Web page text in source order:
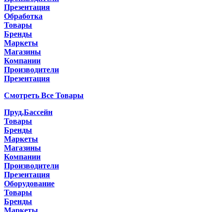
Презентация
Обработка
Товары
Бренды
Маркеты
Магазины
Компании
Производители
Презентация
Смотреть Все Товары
Пруд,Бассейн
Товары
Бренды
Маркеты
Магазины
Компании
Производители
Презентация
Оборудование
Товары
Бренды
Маркеты